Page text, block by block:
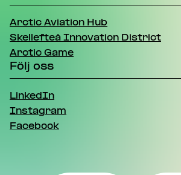
Arctic Aviation Hub
Skellefteå Innovation District
Arctic Game
Följ oss
LinkedIn
Instagram
Facebook